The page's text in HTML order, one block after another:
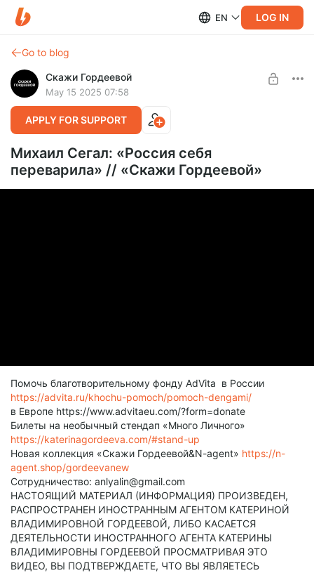
EN LOG IN
Go to blog
Скажи Гордеевой
May 15 2025 07:58
APPLY FOR SUPPORT
Михаил Сегал: «Россия себя
переварила» // «Скажи Гордеевой»
Помочь благотворительному фонду AdVita в России
https://advita.ru/khochu-pomoch/pomoch-dengami/
в Европе https://www.advitaeu.com/?form=donate
Билеты на необычный стендап «Много Личного»
https://katerinagordeeva.com/#stand-up
Новая коллекция «Скажи Гордеевой&N-agent» https://n-
agent.shop/gordeevanew
Сотрудничество: anlyalin@gmail.com
НАСТОЯЩИЙ МАТЕРИАЛ (ИНФОРМАЦИЯ) ПРОИЗВЕДЕН,
РАСПРОСТРАНЕН ИНОСТРАННЫМ АГЕНТОМ КАТЕРИНОЙ
ВЛАДИМИРОВНОЙ ГОРДЕЕВОЙ, ЛИБО КАСАЕТСЯ
ДЕЯТЕЛЬНОСТИ ИНОСТРАННОГО АГЕНТА КАТЕРИНЫ
ВЛАДИМИРОВНЫ ГОРДЕЕВОЙ ПРОСМАТРИВАЯ ЭТО
ВИДЕО, ВЫ ПОДТВЕРЖДАЕТЕ, ЧТО ВЫ ЯВЛЯЕТЕСЬ